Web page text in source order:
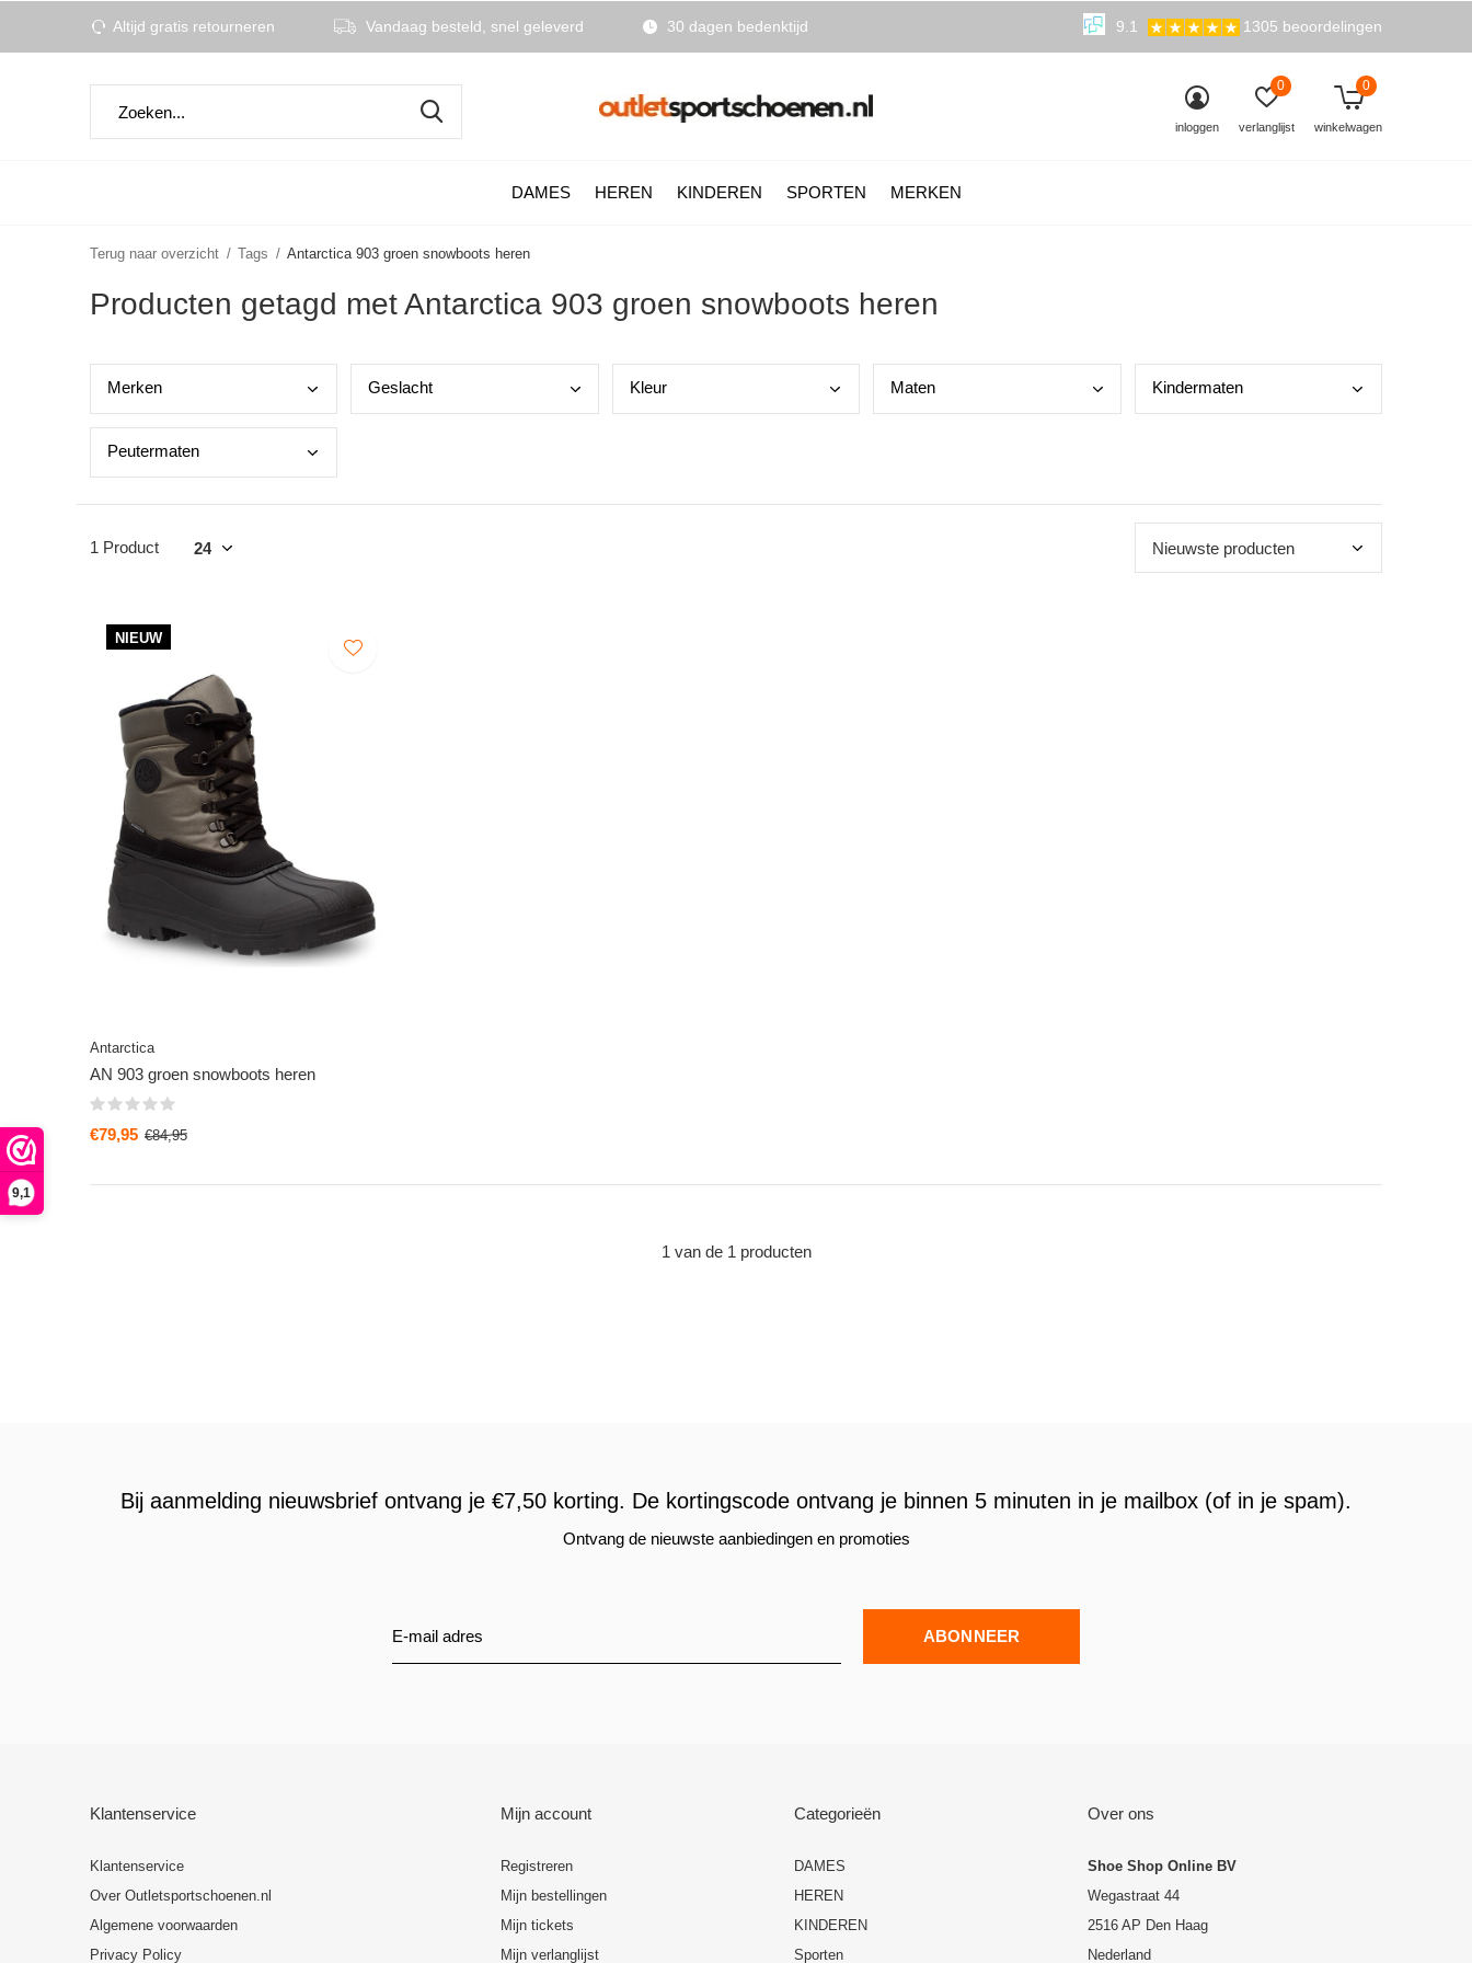
9,1
DAMES HEREN KINDEREN SPORTEN MERKEN
inloggen verlanglijst
0
winkelwagen
0
Altijd gratis retourneren Vandaag besteld, snel geleverd 30 dagen bedenktijd 9.1 1305 beoordelingen
Terug naar overzicht Tags Antarctica 903 groen snowboots heren
Producten getagd met Antarctica 903 groen snowboots heren
Merken Geslacht Kleur Maten Kindermaten
Peutermaten
1 Product
NIEUW
Antarctica
AN 903 groen snowboots heren
€79,95 €84,95
1 van de 1 producten
Bij aanmelding nieuwsbrief ontvang je €7,50 korting. De kortingscode ontvang je binnen 5 minuten in je mailbox (of in je spam).
Ontvang de nieuwste aanbiedingen en promoties
ABONNEER
Klantenservice
Klantenservice
Over Outletsportschoenen.nl
Algemene voorwaarden
Privacy Policy
Mijn account
Registreren
Mijn bestellingen
Mijn tickets
Mijn verlanglijst
Categorieën
DAMES
HEREN
KINDEREN
Sporten
Over ons
Shoe Shop Online BV
Wegastraat 44
2516 AP Den Haag
Nederland